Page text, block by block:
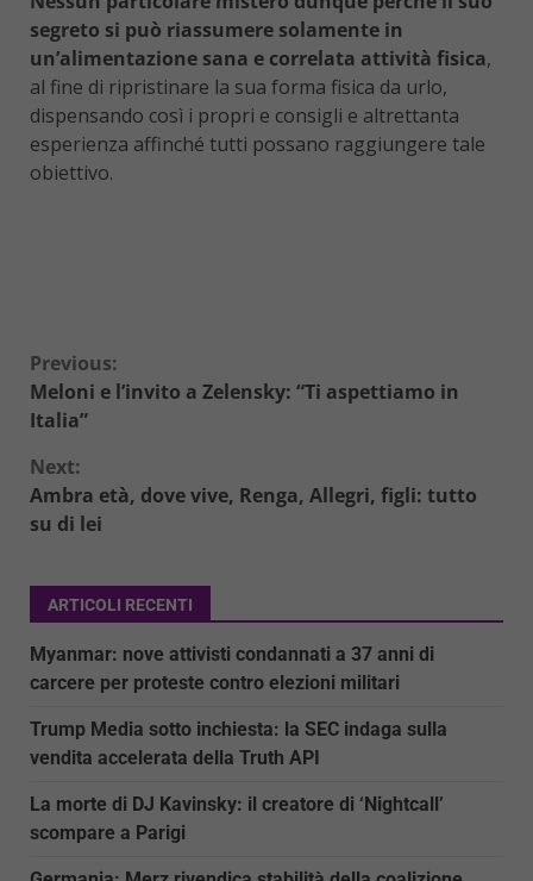
segreto si può riassumere solamente in
un’alimentazione sana e correlata attività fisica,
al fine di ripristinare la sua forma fisica da urlo,
dispensando così i propri e consigli e altrettanta
esperienza affinché tutti possano raggiungere tale
obiettivo.
Continue
Reading
Previous:
Meloni e l’invito a Zelensky: “Ti aspettiamo in
Italia”
Next:
Ambra età, dove vive, Renga, Allegri, figli: tutto
su di lei
ARTICOLI RECENTI
Myanmar: nove attivisti condannati a 37 anni di
carcere per proteste contro elezioni militari
Trump Media sotto inchiesta: la SEC indaga sulla
vendita accelerata della Truth API
La morte di DJ Kavinsky: il creatore di ‘Nightcall’
scompare a Parigi